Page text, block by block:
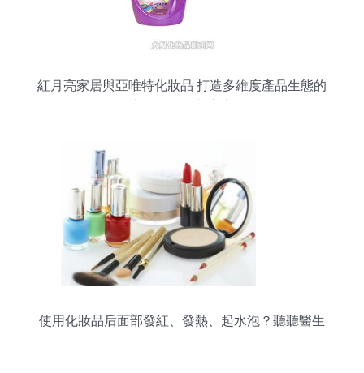
紅月亮家居與亞唯特化妝品 打造多維度產品生態的
使用化妝品后面部發紅、發熱、起水泡？聽聽醫生